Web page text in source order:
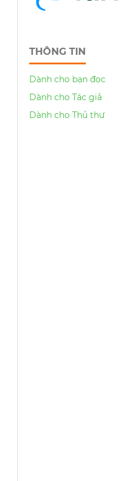
THÔNG TIN
Dành cho bạn đọc
Dành cho Tác giả
Dành cho Thủ thư